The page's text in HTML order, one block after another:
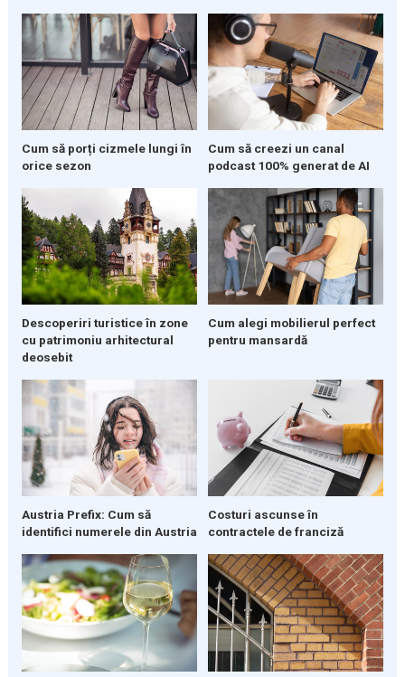
Cum să porți cizmele lungi în
orice sezon
Cum să creezi un canal
podcast 100% generat de AI
Descoperiri turistice în zone
cu patrimoniu arhitectural
deosebit
Cum alegi mobilierul perfect
pentru mansardă
Austria Prefix: Cum să
identifici numerele din Austria
Costuri ascunse în
contractele de franciză